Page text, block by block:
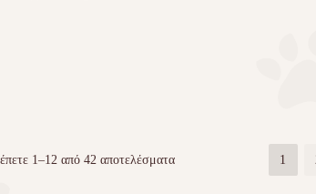
1–12 από 42 αποτελέσματα 1